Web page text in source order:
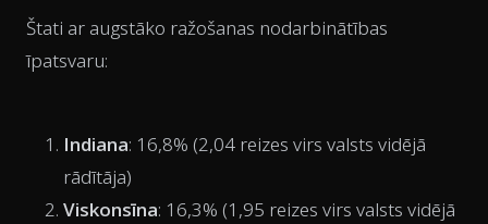
Štati ar augstāko ražošanas nodarbinātības
īpatsvaru:
Indiana: 16,8% (2,04 reizes virs valsts vidējā
rādītāja)
Viskonsīna: 16,3% (1,95 reizes virs valsts vidējā